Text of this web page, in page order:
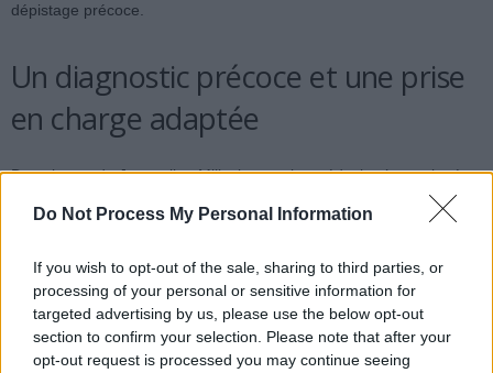
Do Not Process My Personal Information
If you wish to opt-out of the sale, sharing to third parties, or
processing of your personal or sensitive information for
targeted advertising by us, please use the below opt-out
section to confirm your selection. Please note that after your
opt-out request is processed you may continue seeing
dépistage précoce.
Un diagnostic précoce et une prise
en charge adaptée
Dans le cas de Jacqueline Mills, le premier médecin n’a pas jugé
nécessaire de faire une biopsie. Sa décision de consulter un
second spécialiste a permis d’examiner la tache, puis de l’enlever
un examen microscopique du tissu retiré. Un mélanome de stade
0, ou « in situ », reste limité à la couche superficielle de la peau, ce
qui facilite généralement le traitement chirurgical.